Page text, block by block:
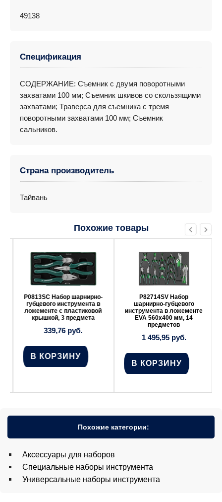
49138
Спецификация
СОДЕРЖАНИЕ: Cъемник с двумя поворотными
захватами 100 мм; Съемник шкивов со скользящими
захватами; Траверса для съемника с тремя
поворотными захватами 100 мм; Съемник
сальников.
Страна производитель
Тайвань
Похожие товары
P0813SC Набор шарнирно-
губцевого инструмента в
ложементе с пластиковой
крышкой, 3 предмета
339,76руб.
В КОРЗИНУ
P82714SV Набор
шарнирно-губцевого
инструмента в ложементе
EVA 560х400 мм, 14
предметов
1 495,95руб.
В КОРЗИНУ
Похожие категории:
Аксессуары для наборов
Специальные наборы инструмента
Универсальные наборы инструмента